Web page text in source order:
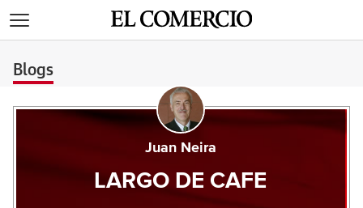
Blogs
Juan Neira
LARGO DE CAFE